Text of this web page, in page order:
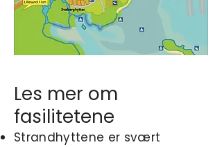
Les mer om
fasilitetene
Strandhyttene er svært